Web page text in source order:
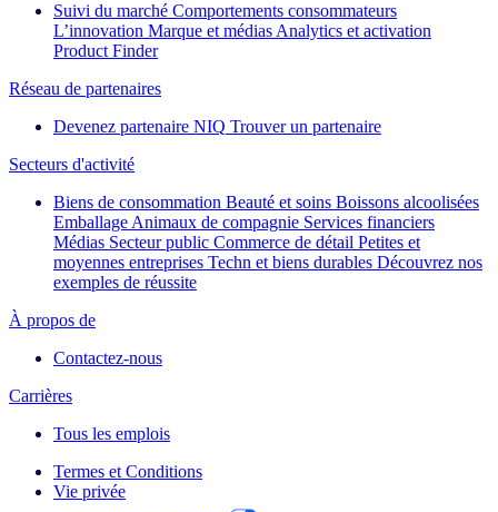
Suivi du marché Comportements consommateurs
L’innovation Marque et médiasAnalytics et activation
Product Finder
Réseau de partenaires
Devenez partenaire NIQ Trouver un partenaire
Secteurs d'activité
Biens de consommation Beauté et soins Boissons alcoolisées
EmballageAnimaux de compagnie Services financiers
Médias Secteur public Commerce de détail Petites et
moyennes entreprises Techn et biens durables Découvrez nos
exemples de réussite
À propos de
Contactez-nous
Carrières
Tous les emplois
Termes et Conditions
Vie privée